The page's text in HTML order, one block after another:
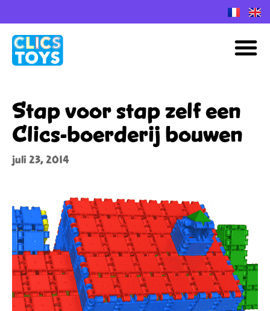
inhoud
Stap voor stap zelf een
Clics-boerderij bouwen
juli 23, 2014